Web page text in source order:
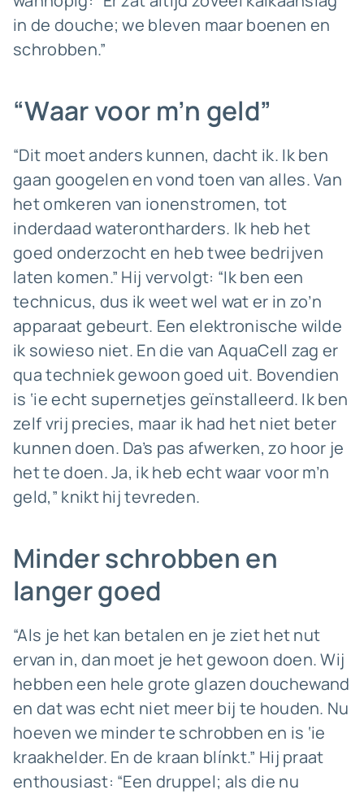
in de douche; we bleven maar boenen en
schrobben.”
“Waar voor m’n geld”
“Dit moet anders kunnen, dacht ik. Ik ben
gaan googelen en vond toen van alles. Van
het omkeren van ionenstromen, tot
inderdaad waterontharders. Ik heb het
goed onderzocht en heb twee bedrijven
laten komen.” Hij vervolgt: “Ik ben een
technicus, dus ik weet wel wat er in zo’n
apparaat gebeurt. Een elektronische wilde
ik sowieso niet. En die van AquaCell zag er
qua techniek gewoon goed uit. Bovendien
is ‘ie echt supernetjes geïnstalleerd. Ik ben
zelf vrij precies, maar ik had het niet beter
kunnen doen. Da’s pas afwerken, zo hoor je
het te doen. Ja, ik heb echt waar voor m’n
geld,” knikt hij tevreden.
Minder schrobben en
langer goed
“Als je het kan betalen en je ziet het nut
ervan in, dan moet je het gewoon doen. Wij
hebben een hele grote glazen douchewand
en dat was echt niet meer bij te houden. Nu
hoeven we minder te schrobben en is ‘ie
kraakhelder. En de kraan blínkt.” Hij praat
enthousiast: “Een druppel; als die nu